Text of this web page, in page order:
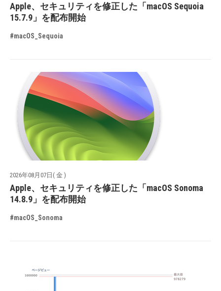
Apple、セキュリティを修正した「macOS Sequoia
15.7.9」を配布開始
#macOS_Sequoia
2026年08月07日( 金 )
Apple、セキュリティを修正した「macOS Sonoma
14.8.9」を配布開始
#macOS_Sonoma